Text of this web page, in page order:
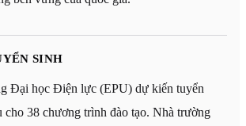
SINH
Đại học Điện lực (EPU) dự kiến tuyển
cho 38 chương trình đào tạo. Nhà trường